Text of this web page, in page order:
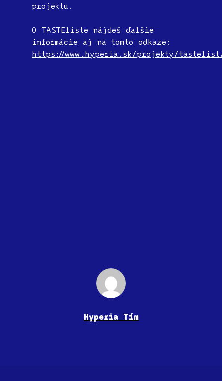
projektu.
O TASTEliste nájdeš ďalšie
informácie aj na tomto odkaze:
https://www.hyperia.sk/projekty/
Hyperia Tím